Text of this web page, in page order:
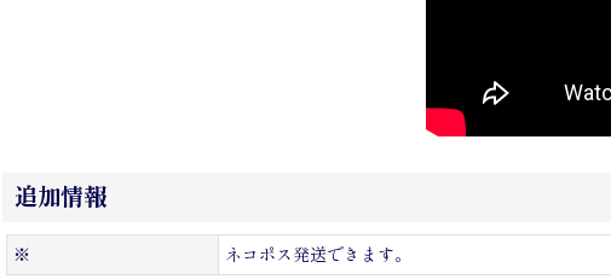
追加情報
※ ネコポス発送できます。